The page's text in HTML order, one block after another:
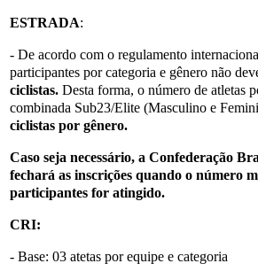
ESTRADA:
- De acordo com o regulamento
participantes por categoria e gênero não
ciclistas. Desta forma, o número de atletas
combinada Sub23/Elite (Masculino e
ciclistas por gênero.
Caso seja necessário, a Confederação
fechará as inscrições quando o número
participantes for atingido.
CRI:
- Base: 03 atetas por equipe e categoria